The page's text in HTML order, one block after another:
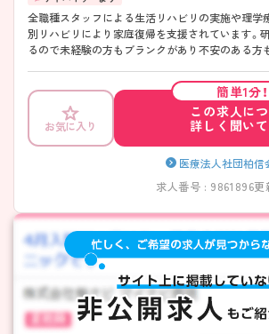
全職種スタッフによる生活リハビリの実施や理学
別リハビリにより家庭復帰を支援されています。
るので未経験の方もブランクがあり不安のある方
対策ポイントなど、さらに詳細をお話しいたしま
ください。
お気に入り
簡単1分！
この求人に
詳しく聞い
医療法人社団柏
求人番号 : 9861896更